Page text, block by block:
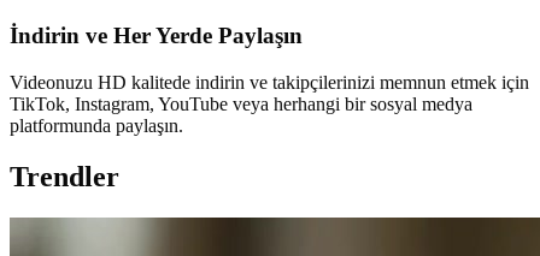
İndirin ve Her Yerde Paylaşın
Videonuzu HD kalitede indirin ve takipçilerinizi memnun etmek için
TikTok, Instagram, YouTube veya herhangi bir sosyal medya
platformunda paylaşın.
Trendler